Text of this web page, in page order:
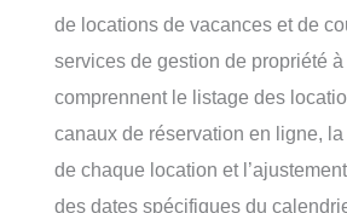
de locations de vacances et de
services de gestion de propriété
comprennent le listage des
canaux de réservation en ligne,
de chaque location et
des dates spécifiques du